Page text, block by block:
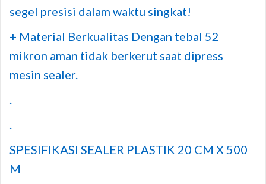
segel presisi dalam waktu singkat!
+ Material Berkualitas Dengan tebal 52
mikron aman tidak berkerut saat dipress
mesin sealer.
.
.
SPESIFIKASI SEALER PLASTIK 20 CM X 500
M